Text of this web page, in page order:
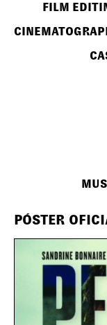
FILM
PÓSTER